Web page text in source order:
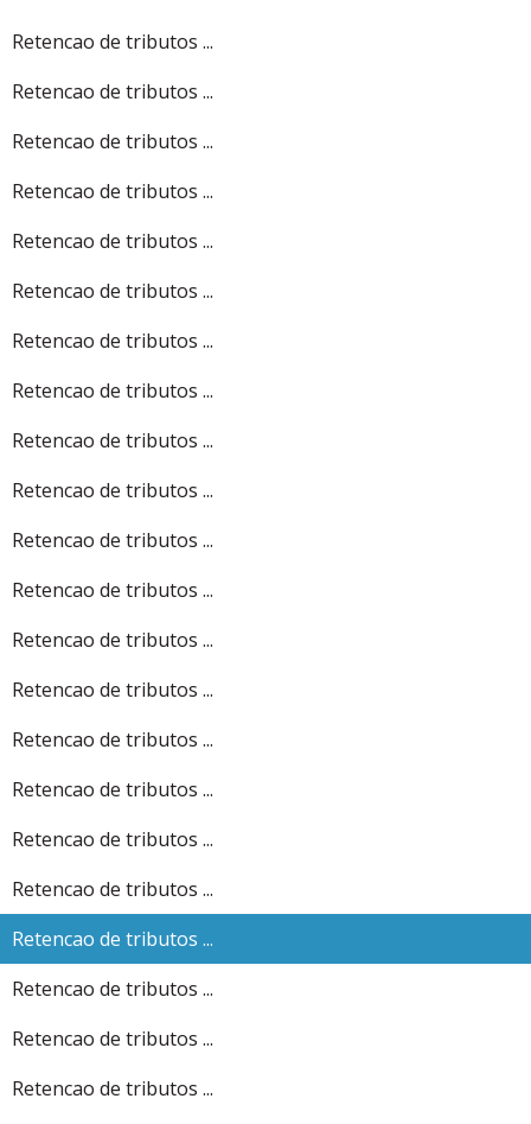
Retencao de tributos ...
Retencao de tributos ...
Retencao de tributos ...
Retencao de tributos ...
Retencao de tributos ...
Retencao de tributos ...
Retencao de tributos ...
Retencao de tributos ...
Retencao de tributos ...
Retencao de tributos ...
Retencao de tributos ...
Retencao de tributos ...
Retencao de tributos ...
Retencao de tributos ...
Retencao de tributos ...
Retencao de tributos ...
Retencao de tributos ...
Retencao de tributos ...
Retencao de tributos ...
Retencao de tributos ...
Retencao de tributos ...
Retencao de tributos ...